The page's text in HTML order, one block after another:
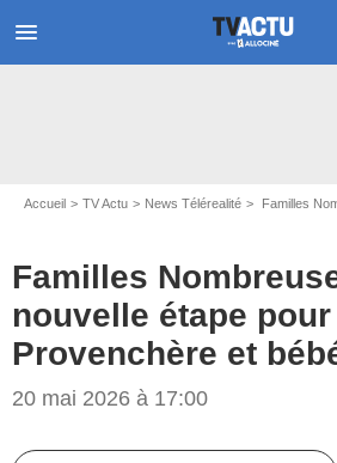
menu
Accueil TV Actu News Télérealité Familles Nombreuses
Familles
nouvelle étape
Provenchère et
20 mai 2026 à 17:00